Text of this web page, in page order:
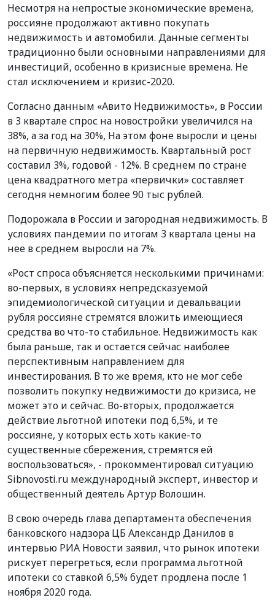
Несмотря на непростые экономические времена,
россияне продолжают активно покупать
недвижимость и автомобили. Данные сегменты
традиционно были основными направлениями для
инвестиций, особенно в кризисные времена. Не
стал исключением и кризис-2020.
Согласно данным «Авито Недвижимость», в России
в 3 квартале спрос на новостройки увеличился на
38%, а за год на 30%, На этом фоне выросли и цены
на первичную недвижимость. Квартальный рост
составил 3%, годовой - 12%. В среднем по стране
цена квадратного метра «первички» составляет
сегодня немногим более 90 тыс рублей.
Подорожала в России и загородная недвижимость. В
условиях пандемии по итогам 3 квартала цены на
нее в среднем выросли на 7%.
«Рост спроса объясняется несколькими причинами:
во-первых, в условиях непредсказуемой
эпидемиологической ситуации и девальвации
рубля россияне стремятся вложить имеющиеся
средства во что-то стабильное. Недвижимость как
была раньше, так и остается сейчас наиболее
перспективным направлением для
инвестирования. В то же время, кто не мог себе
позволить покупку недвижимости до кризиса, не
может это и сейчас. Во-вторых, продолжается
действие льготной ипотеки под 6,5%, и те
россияне, у которых есть хоть какие-то
существенные сбережения, стремятся ей
воспользоваться», - прокомментировал ситуацию
Sibnovosti.ru международный эксперт, инвестор и
общественный деятель Артур Волошин.
В свою очередь глава департамента обеспечения
банковского надзора ЦБ Александр Данилов в
интервью РИА Новости заявил, что рынок ипотеки
рискует перегреться, если программа льготной
ипотеки со ставкой 6,5% будет продлена после 1
ноября 2020 года.